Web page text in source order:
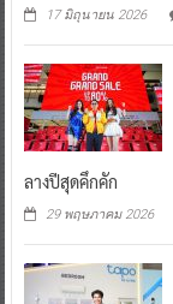
17 มิถุนายน 2026
ลางปีสุดคึกคัก
29 พฤษภาคม 2026